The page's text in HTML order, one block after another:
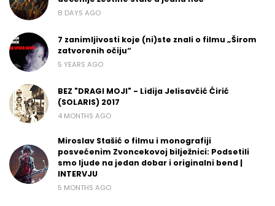
8 DAYS AGO
7 zanimljivosti koje (ni)ste znali o filmu „Širom
zatvorenih očiju“
5 YEARS AGO
BEZ "DRAGI MOJI" - Lidija Jelisavčić Ćirić
(SOLARIS) 2017
4 MONTHS AGO
Miroslav Stašić o filmu i monografiji
posvećenim Zvoncekovoj bilježnici: Podsetili
smo ljude na jedan dobar i originalni bend |
INTERVJU
5 MONTHS AGO